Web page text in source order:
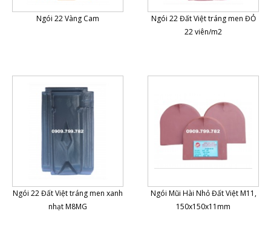
Ngói 22 Vàng Cam
Ngói 22 Đất Việt tráng men ĐỎ
22 viên/m2
Ngói 22 Đất Việt tráng men xanh
nhạt M8MG
Ngói Mũi Hài Nhỏ Đất Việt M11,
150x150x11mm